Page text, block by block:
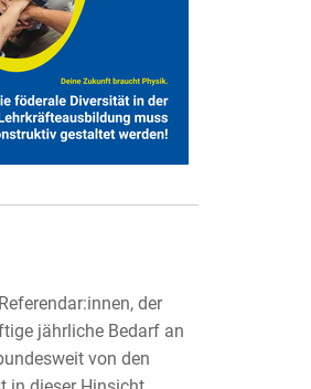
der
jährliche Bedarf an
von den